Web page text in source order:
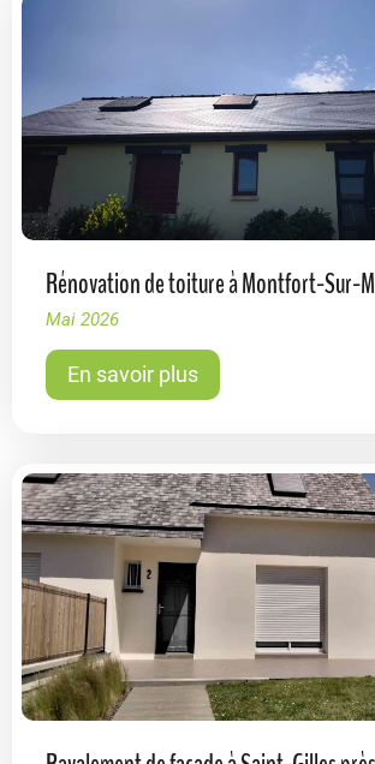
Rénovation de toiture à Montfort-Sur-
Mai 2026
En savoir plus